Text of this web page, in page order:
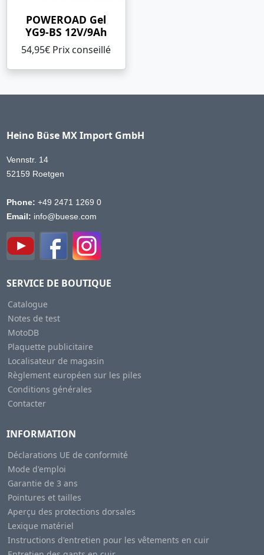
POWEROAD Gel
YG9-BS 12V/9Ah
54,95€ Prix ​​conseillé
Heino Büse MX Import GmbH
Vennstr. 14
52159 Roetgen
Phone: +49 2471 1269 0
Email: info@buese.com
SERVICE DE BOUTIQUE
Catalogue
Notes de test
MotoDB
Plaquette publicitaire
Localisateur de magasin
Règlement européen sur les piles
Conditions générales
Contacter
INFORMATION
Déclarations UE de conformité
Mode d'emploi
Garantie de 3 ans
Pointures et tailles
Aperçu des protections dorsales
Lexique matériel
Instructions d'entretien pour les vêtements en cuir